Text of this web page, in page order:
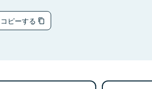
ピーする